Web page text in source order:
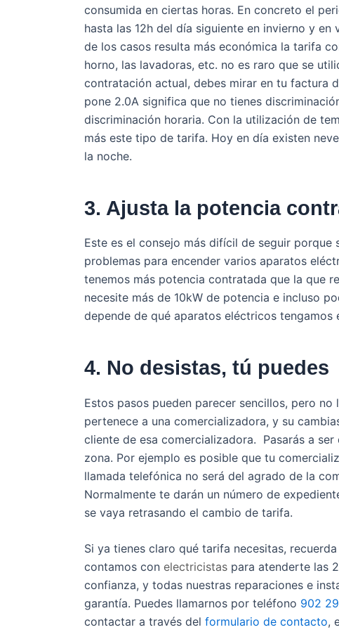
consumida en ciertas horas. En concreto el
hasta las 12h del día siguiente en invierno y
de los casos resulta más económica la tarifa
horno, las lavadoras, etc. no es raro que se
contratación actual, debes mirar en tu factura
pone 2.0A significa que no tienes
discriminación horaria. Con la utilización de
más este tipo de tarifa. Hoy en día existen
la noche.
3. Ajusta la potencia
Este es el consejo más difícil de seguir
problemas para encender varios aparatos
tenemos más potencia contratada que la que
necesite más de 10kW de potencia e incluso
depende de qué aparatos eléctricos
4. No desistas, tú puedes
Estos pasos pueden parecer sencillos, pero
pertenece a una comercializadora, y su
cliente de esa comercializadora. Pasarás a
zona. Por ejemplo es posible que tu
llamada telefónica no será del agrado de la
Normalmente te darán un número de
se vaya retrasando el cambio de tarifa.
Si ya tienes claro qué tarifa necesitas,
contamos con electricistas para atenderte las
confianza, y todas nuestras reparaciones e
garantía. Puedes llamarnos por teléfono 902
contactar a través del formulario de contacto,